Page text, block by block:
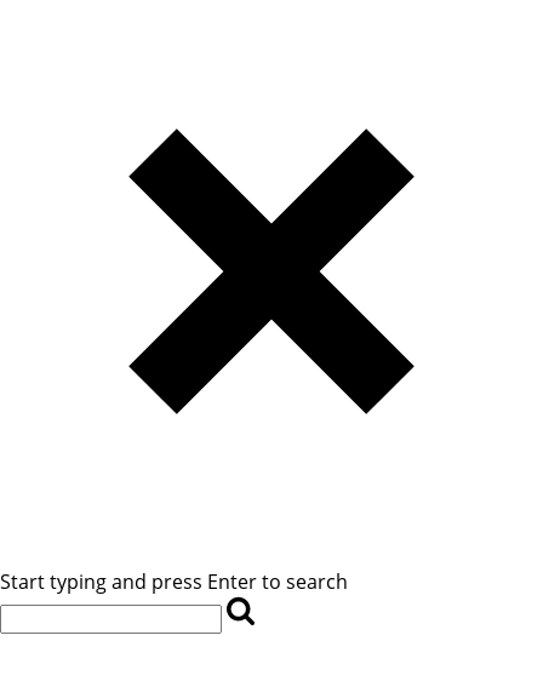
Start typing and press Enter to search